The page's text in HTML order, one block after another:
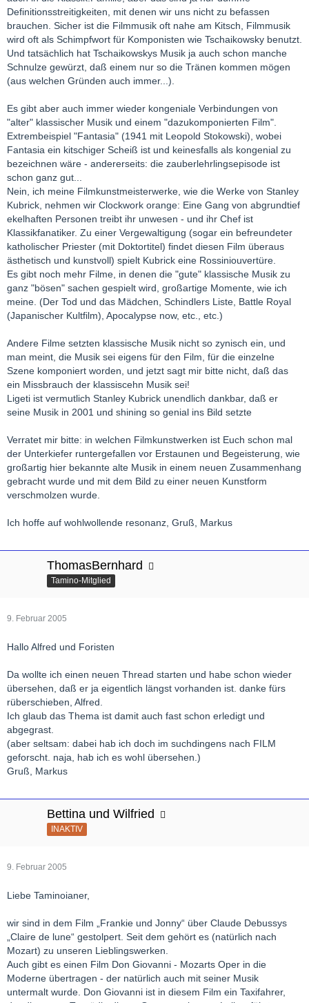
Definitionsstreitigkeiten, mit denen wir uns nicht zu befassen
brauchen. Sicher ist die Filmmusik oft nahe am Kitsch, Filmmusik
wird oft als Schimpfwort für Komponisten wie Tschaikowsky benutzt.
Und tatsächlich hat Tschaikowskys Musik ja auch schon manche
Schnulze gewürzt, daß einem nur so die Tränen kommen mögen
(aus welchen Gründen auch immer...).
Es gibt aber auch immer wieder kongeniale Verbindungen von
"alter" klassischer Musik und einem "dazukomponierten Film".
Extrembeispiel "Fantasia" (1941 mit Leopold Stokowski), wobei
Fantasia ein kitschiger Scheiß ist und keinesfalls als kongenial zu
bezeichnen wäre - andererseits: die zauberlehrlingsepisode ist
schon ganz gut...
Nein, ich meine Filmkunstmeisterwerke, wie die Werke von Stanley
Kubrick, nehmen wir Clockwork orange: Eine Gang von abgrundtief
ekelhaften Personen treibt ihr unwesen - und ihr Chef ist
Klassikfanatiker. Zu einer Vergewaltigung (sogar ein befreundeter
katholischer Priester (mit Doktortitel) findet diesen Film überaus
ästhetisch und kunstvoll) spielt Kubrick eine Rossiniouvertüre.
Es gibt noch mehr Filme, in denen die "gute" klassische Musik zu
ganz "bösen" sachen gespielt wird, großartige Momente, wie ich
meine. (Der Tod und das Mädchen, Schindlers Liste, Battle Royal
(Japanischer Kultfilm), Apocalypse now, etc., etc.)
Andere Filme setzten klassische Musik nicht so zynisch ein, und
man meint, die Musik sei eigens für den Film, für die einzelne
Szene komponiert worden, und jetzt sagt mir bitte nicht, daß das
ein Missbrauch der klassiscehn Musik sei!
Ligeti ist vermutlich Stanley Kubrick unendlich dankbar, daß er
seine Musik in 2001 und shining so genial ins Bild setzte
Verratet mir bitte: in welchen Filmkunstwerken ist Euch schon mal
der Unterkiefer runtergefallen vor Erstaunen und Begeisterung, wie
großartig hier bekannte alte Musik in einem neuen Zusammenhang
gebracht wurde und mit dem Bild zu einer neuen Kunstform
verschmolzen wurde.
Ich hoffe auf wohlwollende resonanz, Gruß, Markus
ThomasBernhard
Tamino-Mitglied
9. Februar 2005
Hallo Alfred und Foristen
Da wollte ich einen neuen Thread starten und habe schon wieder
übersehen, daß er ja eigentlich längst vorhanden ist. danke fürs
rüberschieben, Alfred.
Ich glaub das Thema ist damit auch fast schon erledigt und
abgegrast.
(aber seltsam: dabei hab ich doch im suchdingens nach FILM
geforscht. naja, hab ich es wohl übersehen.)
Gruß, Markus
Bettina und Wilfried
INAKTIV
9. Februar 2005
Liebe Taminoianer,
wir sind in dem Film „Frankie und Jonny“ über Claude Debussys
„Claire de lune“ gestolpert. Seit dem gehört es (natürlich nach
Mozart) zu unseren Lieblingswerken.
Auch gibt es einen Film Don Giovanni - Mozarts Oper in die
Moderne übertragen - der natürlich auch mit seiner Musik
untermalt wurde. Don Giovanni ist in diesem Film ein Taxifahrer,